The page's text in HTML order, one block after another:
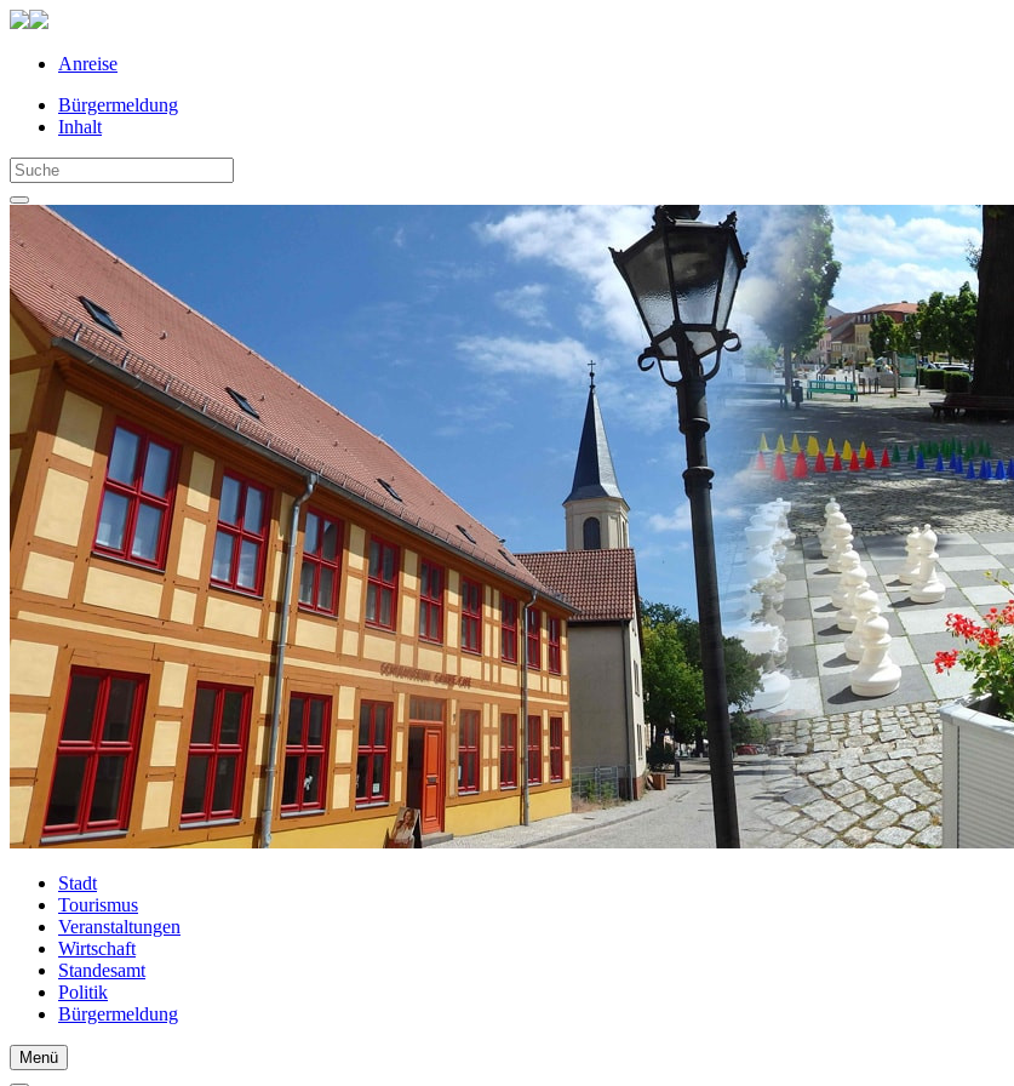
Anreise
Bürgermeldung
Inhalt
Stadt
Tourismus
Veranstaltungen
Wirtschaft
Standesamt
Politik
Bürgermeldung
Menü